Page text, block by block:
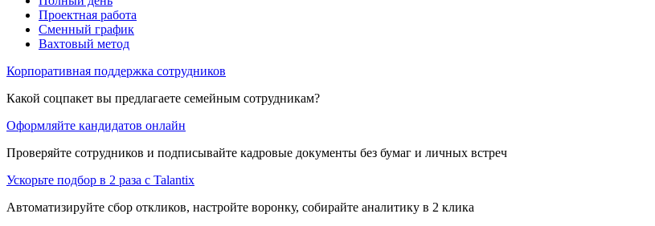
Проектная работа
Сменный график
Вахтовый метод
Корпоративная поддержка сотрудников
Какой соцпакет вы предлагаете семейным сотрудникам?
Оформляйте кандидатов онлайн
Проверяйте сотрудников и подписывайте кадровые документы без бумаг и личных встреч
Ускорьте подбор в 2 раза с Talantix
Автоматизируйте сбор откликов, настройте воронку, собирайте аналитику в 2 клика